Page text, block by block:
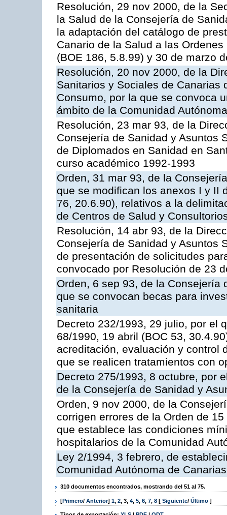
Resolución, 29 nov 2000, de la
la Salud de la Consejería de
la adaptación del catálogo de
Canario de la Salud a las
(BOE 186, 5.8.99) y 30 de marzo
Resolución, 20 nov 2000, de la
Sanitarios y Sociales de Canarias
Consumo, por la que se convoca
ámbito de la Comunidad
Resolución, 23 mar 93, de la
Consejería de Sanidad y Asuntos
de Diplomados en Sanidad en
curso académico 1992-1993
Orden, 31 mar 93, de la
que se modifican los anexos I y II
76, 20.6.90), relativos a la
de Centros de Salud y
Resolución, 14 abr 93, de la
Consejería de Sanidad y Asuntos
de presentación de solicitudes
convocado por Resolución de 23
Orden, 6 sep 93, de la Consejería
que se convocan becas para
sanitaria
Decreto 232/1993, 29 julio, por el
68/1990, 19 abril (BOC 53,
acreditación, evaluación y control
que se realicen tratamientos con
Decreto 275/1993, 8 octubre, por
de la Consejería de Sanidad y
Orden, 9 nov 2000, de la
corrigen errores de la Orden de
que establece las condiciones
hospitalarios de la Comunidad
Ley 2/1994, 3 febrero, de
Comunidad Autónoma de Canarias
310 documentos encontrados, mostrando del 51 al 75.
[Primero/ Anterior] 1, 2, 3, 4, 5, 6, 7, 8 [ Siguiente/ Último ]